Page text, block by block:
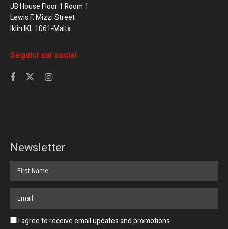
JB House Floor 1 Room 1
Lewis F. Mizzi Street
Iklin IKL 1061-Malta
Seguici sui social
Newsletter
I agree to receive email updates and promotions.